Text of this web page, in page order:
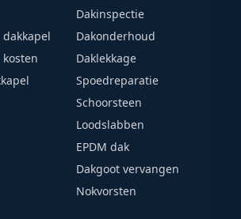
Dakinspectie
Dakonderhoud
Daklekkage
Spoedreparatie
Schoorsteen
Loodslabben
EPDM dak
Dakgoot vervangen
Nokvorsten